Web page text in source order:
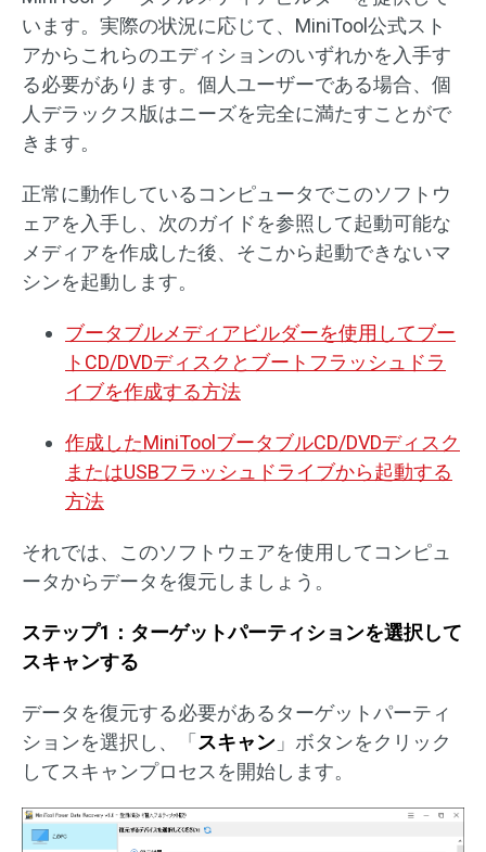
います。実際の状況に応じて、MiniTool公式スト
アからこれらのエディションのいずれかを入手す
る必要があります。個人ユーザーである場合、個
人デラックス版はニーズを完全に満たすことがで
きます。
正常に動作しているコンピュータでこのソフトウ
ェアを入手し、次のガイドを参照して起動可能な
メディアを作成した後、そこから起動できないマ
シンを起動します。
ブータブルメディアビルダーを使用してブー
トCD/DVDディスクとブートフラッシュドラ
イブを作成する方法
作成したMiniToolブータブルCD/DVDディスク
またはUSBフラッシュドライブから起動する
方法
それでは、このソフトウェアを使用してコンピュ
ータからデータを復元しましょう。
ステップ1：ターゲットパーティションを選択して
スキャンする
データを復元する必要があるターゲットパーティ
ションを選択し、「 スキャン 」ボタンをクリック
してスキャンプロセスを開始します。